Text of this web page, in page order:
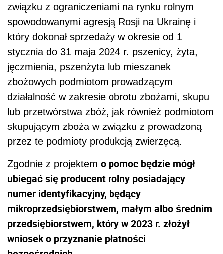
związku z ograniczeniami na rynku rolnym
spowodowanymi agresją Rosji na Ukrainę i
który dokonał sprzedaży w okresie od 1
stycznia do 31 maja 2024 r. pszenicy, żyta,
jęczmienia, pszenżyta lub mieszanek
zbożowych podmiotom prowadzącym
działalność w zakresie obrotu zbożami, skupu
lub przetwórstwa zbóż, jak również podmiotom
skupującym zboża w związku z prowadzoną
przez te podmioty produkcją zwierzęcą.
Zgodnie z projektem o pomoc będzie mógł
ubiegać się producent rolny posiadający
numer identyfikacyjny, będący
mikroprzedsiębiorstwem, małym albo średnim
przedsiębiorstwem, który w 2023 r. złożył
wniosek o przyznanie płatności